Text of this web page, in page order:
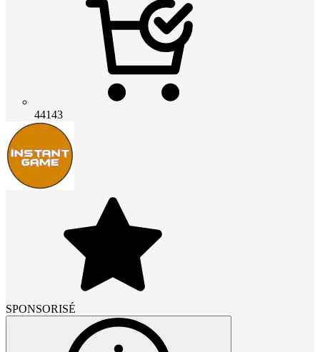
44143
SPONSORISÉ